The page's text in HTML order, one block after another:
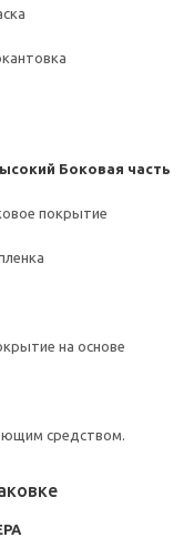
Боковая часть
покрытие
на основе
средством.